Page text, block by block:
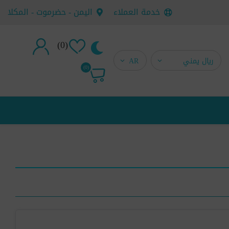
خدمة العملاء اليمن - حضرموت - المكلا
(0)
تسجيل جديد(0)